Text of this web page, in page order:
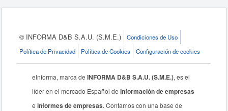
© INFORMA D&B S.A.U. (S.M.E.)
Condiciones de Uso
Política de Privacidad
Política de Cookies Configuración de cookies
eInforma, marca deINFORMA D&B S.A.U. (S.M.E.), es el
líder en el mercado Español deinformación de empresas
einformes de empresas. Contamos con una base de